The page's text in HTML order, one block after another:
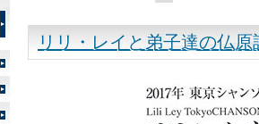
リリ・レイと弟子達の仏